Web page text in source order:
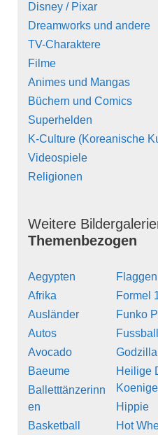
Disney / Pixar
Dreamworks und andere
TV-Charaktere
Filme
Animes und Mangas
Büchern und Comics
Superhelden
K-Culture (Koreanische
Videospiele
Religionen
Weitere
Themenbezogen
Aegypten
Afrika
Ausländer
Autos
Avocado
Baeume
Balletttänzerinn
en
Basketball
Flaggen
Formel
Funko
Fussball
Godzilla
Heilige
Koenige
Hippie
Hot